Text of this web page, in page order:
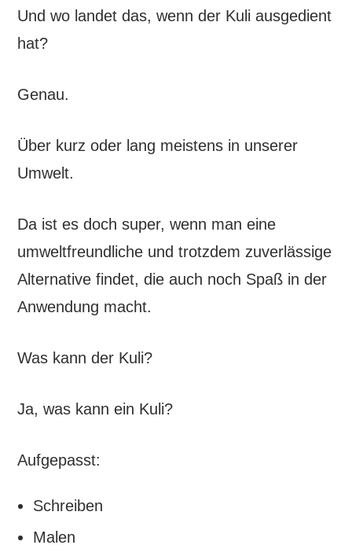
Und wo landet das, wenn der Kuli ausgedient
hat?
Genau.
Über kurz oder lang meistens in unserer
Umwelt.
Da ist es doch super, wenn man eine
umweltfreundliche und trotzdem zuverlässige
Alternative findet, die auch noch Spaß in der
Anwendung macht.
Was kann der Kuli?
Ja, was kann ein Kuli?
Aufgepasst:
Schreiben
Malen